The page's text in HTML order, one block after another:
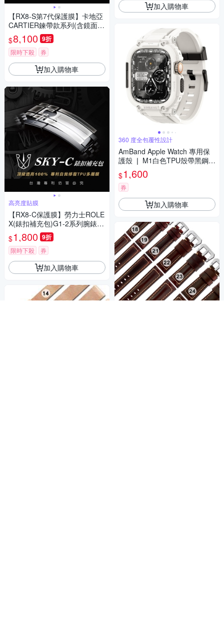
【RX8-S第7代保護膜】卡地亞
CARTIER鍊帶款系列(含鏡面、
外圈)腕錶、手錶貼膜(不含手
錶)
$8,100 9折
限時下殺 券
加入購物車
高亮度貼膜
【RX8-C保護膜】勞力士ROLE
X(錶扣補充包)G1-2系列腕錶、
手錶貼膜
$1,800 9折
限時下殺 券
加入購物車
加入購物車
360 度全包覆性設計
AmBand Apple Watch 專用保
護殼 ❘ M1白色TPU殼帶黑鋼釦
❘ 49mm - Apple Watch ultra
$1,600
券
加入購物車